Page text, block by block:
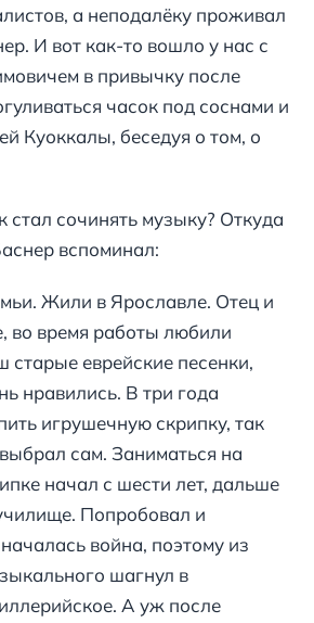
а неподалёку проживал
И вот как-то вошло у нас с
в привычку после
часок под соснами и
Куоккалы, беседуя о том, о
стал сочинять музыку? Откуда
вспоминал:
Жили в Ярославле. Отец и
во время работы любили
старые еврейские песенки,
нравились. В три года
игрушечную скрипку, так
сам. Заниматься на
начал с шести лет, дальше
Попробовал и
война, поэтому из
шагнул в
А уж после